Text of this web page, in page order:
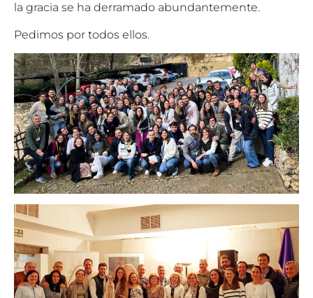
la gracia se ha derramado abundantemente.
Pedimos por todos ellos.